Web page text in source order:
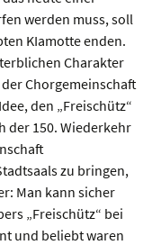
werden muss, soll
KIamotte enden.
Charakter
Chorgemeinschaft
den „Freischütz“
der 150. Wiederkehr
zu bringen,
Man kann sicher
„Freischütz“ bei
und beliebt waren